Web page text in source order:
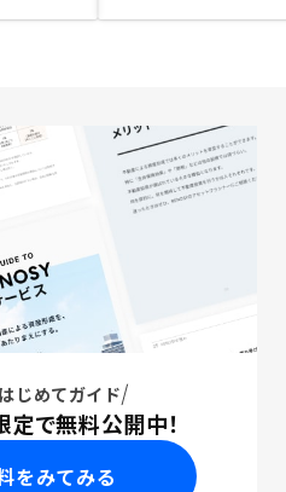
じめてガイド
で無料公開中！
をみてみる